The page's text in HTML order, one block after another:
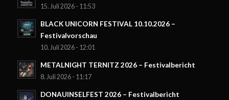
15. Juli 2026 - 11:53
BLACK UNICORN FESTIVAL 10.10.2026 –
Festivalvorschau
10. Juli 2026 - 12:01
METALNIGHT TERNITZ 2026 – Festivalbericht
8. Juli 2026 - 11:17
DONAUINSELFEST 2026 – Festivalbericht